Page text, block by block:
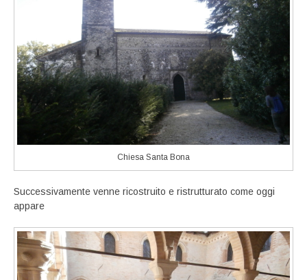
Chiesa Santa Bona
Successivamente venne ricostruito e ristrutturato come oggi
appare